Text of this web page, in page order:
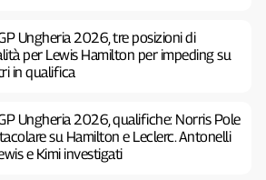
Ungheria 2026, tre posizioni di
per Lewis Hamilton per impeding su
in qualifica
Ungheria 2026, qualifiche: Norris Pole
su Hamilton e Leclerc. Antonelli
e Kimi investigati